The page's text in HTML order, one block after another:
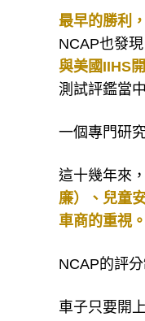
最早的勝利
NCAP也發
與美國IIHS
測試評鑑當
一個專門研
這十幾年來
廉）、兒童
車商的重視。
NCAP的評
車子只要開